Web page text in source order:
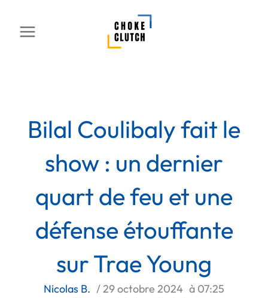
contenu
Bilal Coulibaly fait le
show : un dernier
quart de feu et une
défense étouffante
sur Trae Young
Nicolas B. /29 octobre 2024 à 07:25